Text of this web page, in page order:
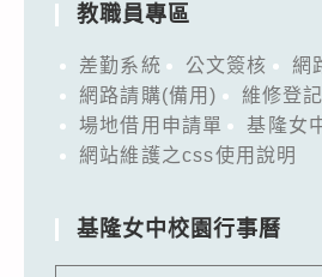
教職員專區
差勤系統 公文簽核
網
網路請購(備用)
維修登記
場地借用申請單
基隆女
網站維護之css使用說明
基隆女中校園行事曆